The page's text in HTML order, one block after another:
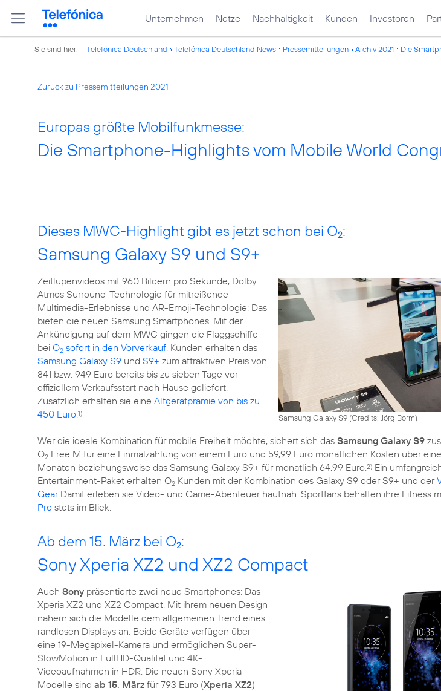
Unternehmen Netze Nachhaltigkeit Kunden Investoren
Sie sind hier: Telefónica Deutschland Telefónica Deutschland News Pressemitteilungen Archiv 2021 Die
Zurück zu Pressemitteilungen 2021
Europas größte Mobilfunkmesse:
Die Smartphone-Highlights vom Mobile World
Dieses MWC-Highlight gibt es jetzt schon bei O2:
Samsung Galaxy S9 und S9+
Samsung Galaxy S9 (Credits: Jörg Borm)
Zeitlupenvideos mit 960 Bildern pro Sekunde, Dolby
Atmos Surround-Technologie für mitreißende
Multimedia-Erlebnisse und AR-Emoji-Technologie: Das
bieten die neuen Samsung Smartphones. Mit der
Ankündigung auf dem MWC gingen die Flaggschiffe
bei O2 sofort in den Vorverkauf. Kunden erhalten das
Samsung Galaxy S9 und S9+ zum attraktiven Preis von
841 bzw. 949 Euro bereits bis zu sieben Tage vor
offiziellem Verkaufsstart nach Hause geliefert.
Zusätzlich erhalten sie eine Altgerätprämie von bis zu
450 Euro.1)
Wer die ideale Kombination für mobile Freiheit möchte, sichert sich das Samsung Galaxy S9
O2 Free M für eine Einmalzahlung von einem Euro und 59,99 Euro monatlichen Kosten über
Monaten beziehungsweise das Samsung Galaxy S9+ für monatlich 64,99 Euro.2) Ein
Entertainment-Paket erhalten O2 Kunden mit der Kombination des Galaxy S9 oder S9+ und der
GearDamit erleben sie Video- und Game-Abenteuer hautnah. Sportfans behalten ihre Fitness
Pro stets im Blick.
Ab dem 15. März bei O2:
Sony Xperia XZ2 und XZ2 Compact
Auch Sony präsentierte zwei neue Smartphones: Das
Xperia XZ2 und XZ2 Compact. Mit ihrem neuen Design
nähern sich die Modelle dem allgemeinen Trend eines
randlosen Displays an. Beide Geräte verfügen über
eine 19-Megapixel-Kamera und ermöglichen Super-
SlowMotion in FullHD-Qualität und 4K-
Videoaufnahmen in HDR. Die neuen Sony Xperia
Modelle sind ab 15. März für 793 Euro (Xperia XZ2)